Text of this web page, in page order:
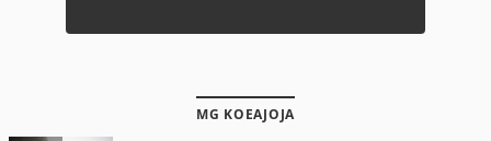
MG KOEAJOJA